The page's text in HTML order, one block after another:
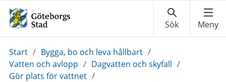
Du
är
här:
Start / Bygga, bo och leva hållbart /
Vatten och avlopp / Dagvatten och skyfall /
Gör plats för vattnet /